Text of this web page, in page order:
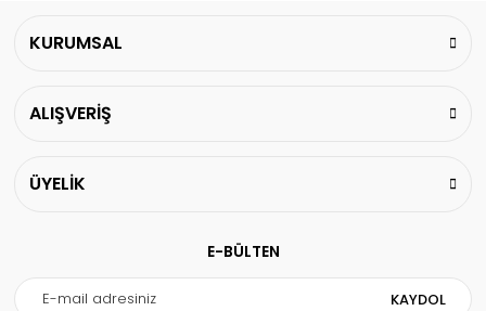
KURUMSAL
ALIŞVERİŞ
ÜYELİK
E-BÜLTEN
KAYDOL